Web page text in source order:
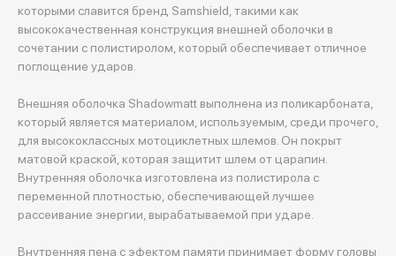
которыми славится бренд Samshield, такими как
высококачественная конструкция внешней оболочки в
сочетании с полистиролом, который обеспечивает отличное
поглощение ударов.
Внешняя оболочка Shadowmatt выполнена из поликарбоната,
который является материалом, используемым, среди прочего,
для высококлассных мотоциклетных шлемов. Он покрыт
матовой краской, которая защитит шлем от царапин.
Внутренняя оболочка изготовлена из полистирола с
переменной плотностью, обеспечивающей лучшее
рассеивание энергии, вырабатываемой при ударе.
Внутренняя пена с эфектом памяти принимает форму головы